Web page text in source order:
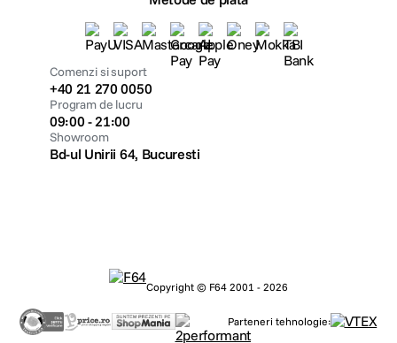
Comenzi si suport
+40 21 270 0050
Program de lucru
09:00 - 21:00
Showroom
Bd-ul Unirii 64, Bucuresti
Copyright © F64 2001 - 2026
Parteneri tehnologie: